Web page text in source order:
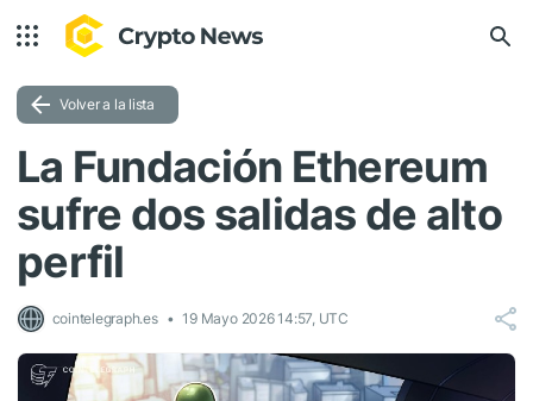
Volver a la lista
La Fundación Ethereum
sufre dos salidas de alto
perfil
cointelegraph.es 19 Mayo 2026 14:57, UTC